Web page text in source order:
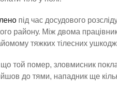
під час досудового
району. Між двома
тяжких тілесних
той помер, зловмисник
до тями, нападник ще